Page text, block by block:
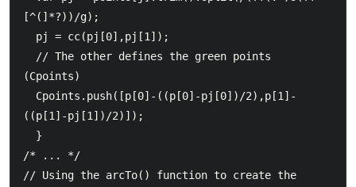
[^(]*?))/g);
(Cpoints)
((p[1]-pj[1])/2)]);
/* ... */
// Using the arcTo() function to create the